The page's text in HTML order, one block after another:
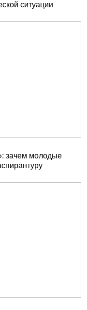
ситуации
зачем молодые